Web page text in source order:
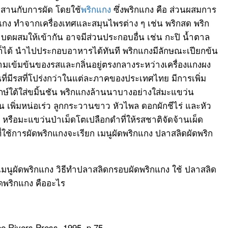
านกับการผัด โดยใช้พริกแกง ซึ่งพริกแกง คือ ส่วนผสมการ
ทำจากเครื่องเทศและสมุนไพรต่าง ๆ เช่น พริกสด พริก
ดผสมให้เข้ากัน อาจมีส่วนประกอบอื่น เช่น กะปิ น้ำตาล
ด้ นำไปประกอบอาหารได้ทันที พริกแกงมีลักษณะเปียกข้น
ข้มข้นของรสและกลิ่นอยู่ตรงกลางระหว่างเครื่องแกงผง
รสที่โปร่งกว่าในแต่ละภาคของประเทศไทย มีการเพิ่ม
ษ์ใต้ใส่ขมิ้นชัน พริกแกงล้านนาบางอย่างใส่มะแขว่น
พิ่มหน่อเร่ว ลูกกระวานขาว หัวไพล ดอกผักชีไร่ และหัว
อมะแขว่นป่าเม็ดโตเปลือกดำที่ให้รสชาติจัดจ้านเผ็ด
การผัดพริกแกงจะเรียก เมนูผัดพริกแกง ปลาสลิดผัดพริก
ผัดพริกแกง วิธีทำปลาสลิดกรอบผัดพริกแกง ใช้ ปลาสลิด
ริกแกง คืออะไร